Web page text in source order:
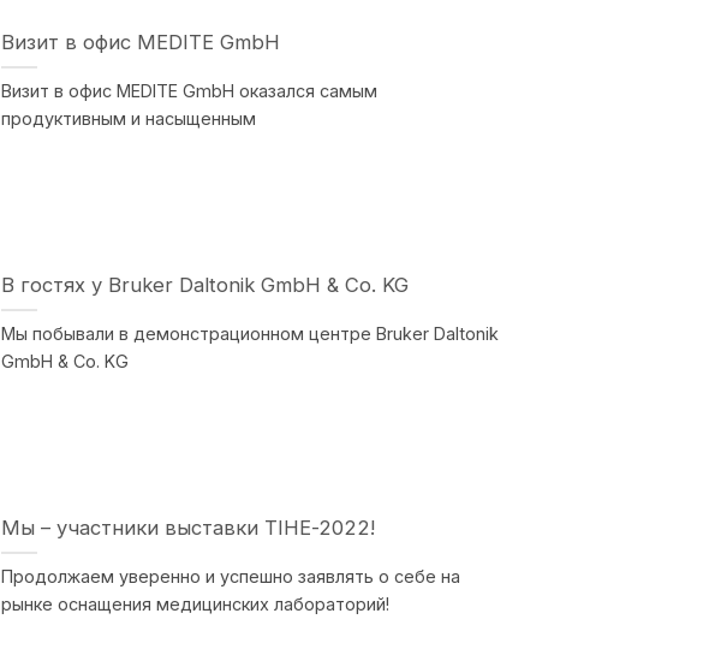
Визит в офис MEDITE GmbH
Визит в офис MEDITE GmbH оказался самым
продуктивным и насыщенным
В гостях у Bruker Daltonik GmbH & Co. KG
Мы побывали в демонстрационном центре Bruker Daltonik
GmbH & Co. KG
Мы – участники выставки TIHE-2022!
Продолжаем уверенно и успешно заявлять о себе на
рынке оснащения медицинских лабораторий!